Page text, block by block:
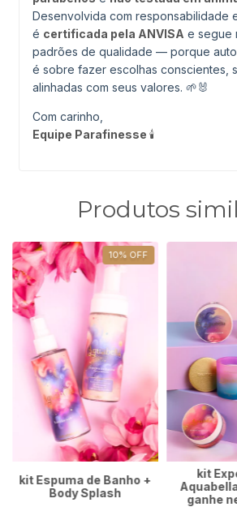
Desenvolvida com responsabilidade
é certificada pela ANVISA e segue
padrões de qualidade — porque
é sobre fazer escolhas conscientes,
alinhadas com seus valores. 🌱🐰
Com carinho,
Equipe Parafinesse 🕯️
Produtos
10% OFF
kit Espuma de Banho +
Body Splash
kit
ganhe